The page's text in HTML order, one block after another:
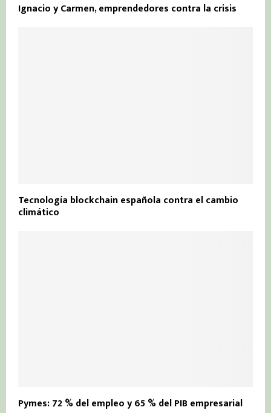
Ignacio y Carmen, emprendedores contra la crisis
Tecnología blockchain española contra el cambio
climático
Pymes: 72 % del empleo y 65 % del PIB empresarial